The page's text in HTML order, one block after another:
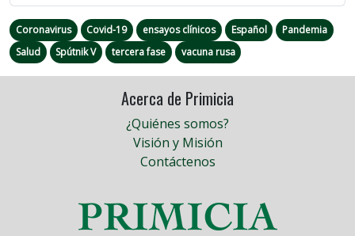
Coronavirus Covid-19 ensayos clínicos Español
Pandemia
Salud
Spútnik V tercera fase vacuna rusa
Acerca de Primicia
¿Quiénes somos?
Visión y Misión
Contáctenos